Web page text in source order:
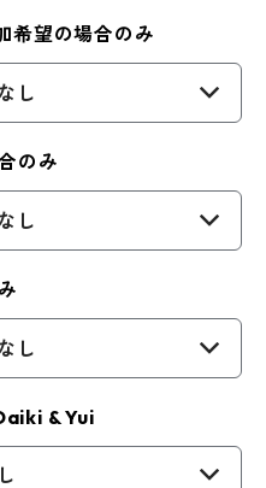
希望の場合のみ
し
のみ
し
し
& Yui